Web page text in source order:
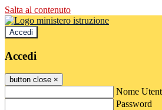
Salta al contenuto
Accedi
Accedi
button close ×
Nome
Password